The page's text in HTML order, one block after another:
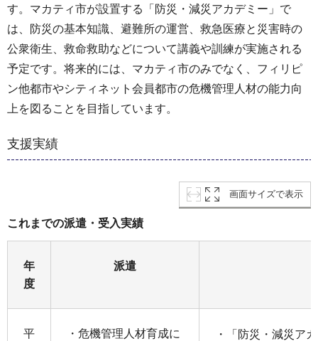
す。マカティ市が設置する「防災・減災アカデミー」で
は、防災の基本知識、避難所の運営、救急医療と災害時の
公衆衛生、救命救助などについて講義や訓練が実施される
予定です。将来的には、マカティ市のみでなく、フィリピ
ン他都市やシティネット会員都市の危機管理人材の能力向
上を図ることを目指しています。
支援実績
画面サイズで表示
これまでの派遣・受入実績
年
度
派遣
平
・危機管理人材育成に
・「防災・減災ア